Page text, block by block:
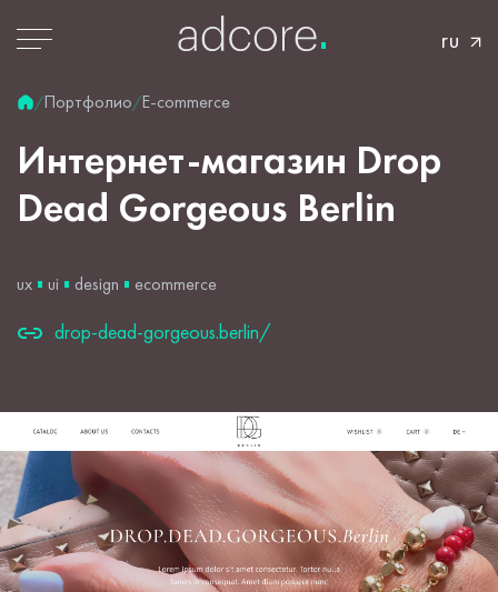
ru
/Портфолио/E-commerce
Интернет-магазин Drop
Dead Gorgeous Berlin
ux ui design ecommerce
drop-dead-gorgeous.berlin/